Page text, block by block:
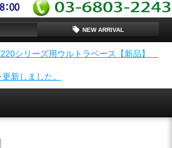
NEW ARRIVAL
シリーズ用ウルトラベース【新品】
新しました。